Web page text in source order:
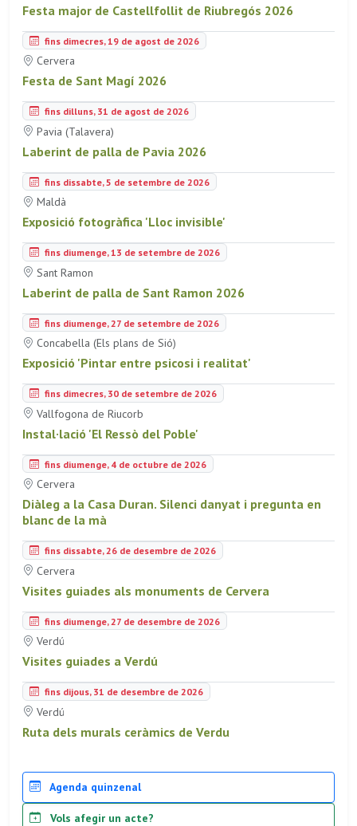
Festa major de Castellfollit de Riubregós 2026
fins dimecres, 19 de agost de 2026
Cervera
Festa de Sant Magí 2026
fins dilluns, 31 de agost de 2026
Pavia (Talavera)
Laberint de palla de Pavia 2026
fins dissabte, 5 de setembre de 2026
Maldà
Exposició fotogràfica 'Lloc invisible'
fins diumenge, 13 de setembre de 2026
Sant Ramon
Laberint de palla de Sant Ramon 2026
fins diumenge, 27 de setembre de 2026
Concabella (Els plans de Sió)
Exposició 'Pintar entre psicosi i realitat'
fins dimecres, 30 de setembre de 2026
Vallfogona de Riucorb
Instal·lació 'El Ressò del Poble'
fins diumenge, 4 de octubre de 2026
Cervera
Diàleg a la Casa Duran. Silenci danyat i pregunta en
blanc de la mà
fins dissabte, 26 de desembre de 2026
Cervera
Visites guiades als monuments de Cervera
fins diumenge, 27 de desembre de 2026
Verdú
Visites guiades a Verdú
fins dijous, 31 de desembre de 2026
Verdú
Ruta dels murals ceràmics de Verdu
Agenda quinzenal
Vols afegir un acte?